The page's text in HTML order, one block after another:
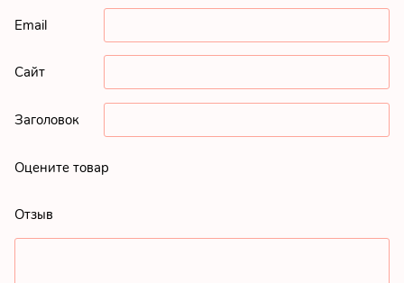
Email
Сайт
Заголовок
Оцените товар
Отзыв